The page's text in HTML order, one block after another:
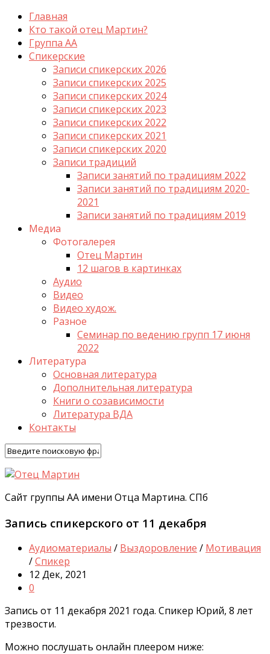
Главная
Кто такой отец Мартин?
Группа АА
Спикерские
Записи спикерских 2026
Записи спикерских 2025
Записи спикерских 2024
Записи спикерских 2023
Записи спикерских 2022
Записи спикерских 2021
Записи спикерских 2020
Записи традиций
Записи занятий по традициям 2022
Записи занятий по традициям 2020-
2021
Записи занятий по традициям 2019
Медиа
Фотогалерея
Отец Мартин
12 шагов в картинках
Аудио
Видео
Видео худож.
Разное
Семинар по ведению групп 17 июня
2022
Литература
Основная литература
Дополнительная литература
Книги о созависимости
Литература ВДА
Контакты
Сайт группы АА имени Отца Мартина. СПб
Запись спикерского от 11 декабря
Аудиоматериалы / Выздоровление / Мотивация
/Спикер
12 Дек, 2021
0
Запись от 11 декабря 2021 года. Спикер Юрий, 8 лет
трезвости.
Можно послушать онлайн плеером ниже: